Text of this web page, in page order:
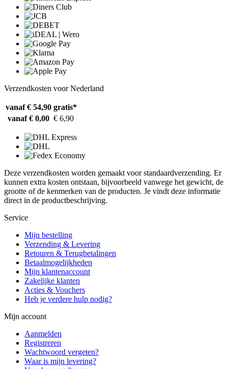
Verzendkosten voor Nederland
vanaf € 54,90 gratis*
vanaf € 0,00 € 6,90
Deze verzendkosten worden gemaakt voor standaardverzending. Er
kunnen extra kosten ontstaan, bijvoorbeeld vanwege het gewicht, de
grootte of de kenmerken van de producten. Je vindt deze informatie
direct in de productbeschrijving.
Service
Mijn bestelling
Verzending & Levering
Retouren & Terugbetalingen
Betaalmogelijkheden
Mijn klantenaccount
Zakelijke klanten
Acties & Vouchers
Heb je verdere hulp nodig?
Mijn account
Aanmelden
Registreren
Wachtwoord vergeten?
Waar is mijn levering?